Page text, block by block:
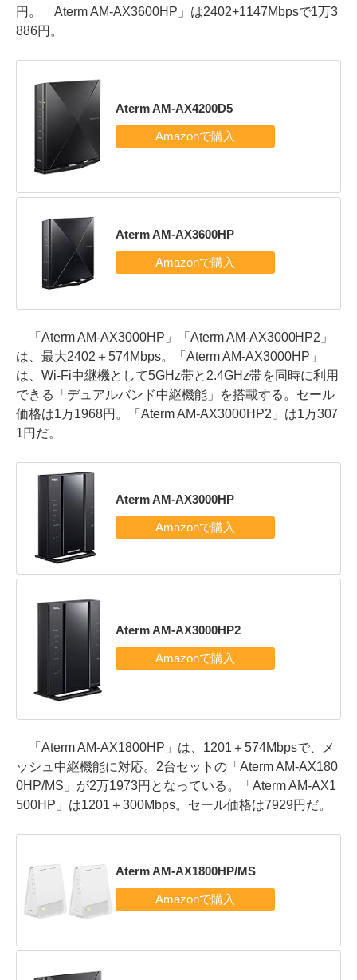
円。「Aterm AM-AX3600HP」は2402+1147Mbpsで1万3
886円。
Aterm AM-AX4200D5
Aterm AM-AX3600HP
「Aterm AM-AX3000HP」「Aterm AM-AX3000HP2」
は、最大2402＋574Mbps。「Aterm AM-AX3000HP」
は、Wi-Fi中継機として5GHz帯と2.4GHz帯を同時に利用
できる「デュアルバンド中継機能」を搭載する。セール
価格は1万1968円。「Aterm AM-AX3000HP2」は1万307
1円だ。
Aterm AM-AX3000HP
Aterm AM-AX3000HP2
「Aterm AM-AX1800HP」は、1201＋574Mbpsで、メ
ッシュ中継機能に対応。2台セットの「Aterm AM-AX180
0HP/MS」が2万1973円となっている。「Aterm AM-AX1
500HP」は1201＋300Mbps。セール価格は7929円だ。
Aterm AM-AX1800HP/MS